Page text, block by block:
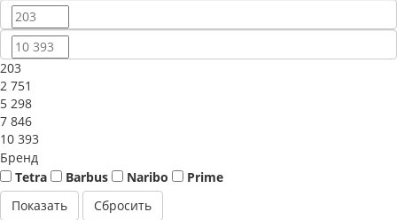
203
2 751
5 298
7 846
10 393
Бренд
Tetra
Barbus Naribo
Prime
Сбросить